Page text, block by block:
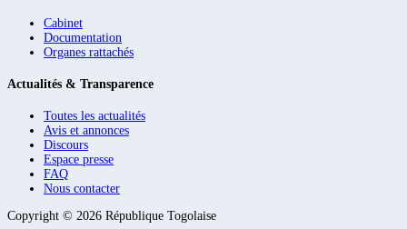
Cabinet
Documentation
Organes rattachés
Actualités & Transparence
Toutes les actualités
Avis et annonces
Discours
Espace presse
FAQ
Nous contacter
Copyright © 2026 République Togolaise